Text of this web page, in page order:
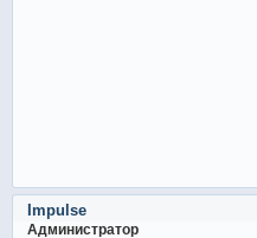
Impulse
Администратор